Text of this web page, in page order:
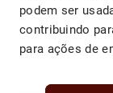
podem ser
contribuindo
para ações de